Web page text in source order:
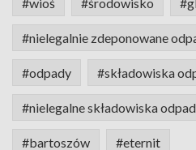
#nielegalnie zdeponowane
#odpady #składowiska
#nielegalne składowiska
#bartoszów #eternit